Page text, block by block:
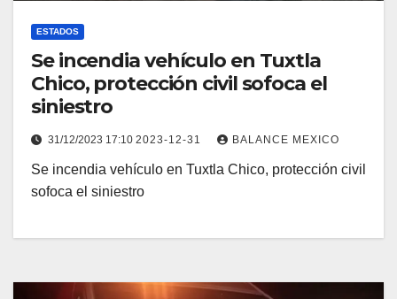
ESTADOS
Se incendia vehículo en Tuxtla
Chico, protección civil sofoca el
siniestro
31/12/2023 17:10 2023-12-31 BALANCE MEXICO
Se incendia vehículo en Tuxtla Chico, protección civil
sofoca el siniestro